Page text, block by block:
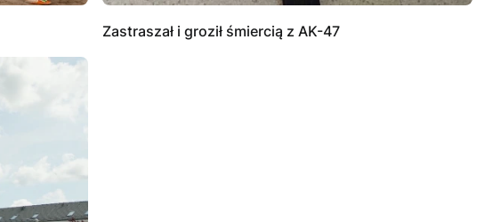
Zastraszał i groził śmiercią z AK-47